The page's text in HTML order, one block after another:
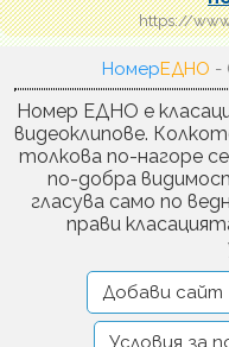
https://
НомерЕДНО -
Номер ЕДНО е
видеоклипове.
толкова по-нагоре
по-добра
гласува само по
прави
Добави сайт
Условия за